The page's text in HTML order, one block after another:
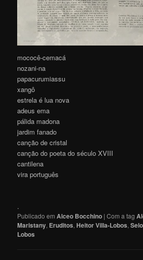
mococê-cemacá
nozani-na
papacurumiassu
xangô
estrela é lua nova
adeus ema
pálida madona
jardim fanado
canção de cristal
canção do poeta do século XVIII
cantilena
vira português
.
Publicado em Alceo Bocchino |Com a tag
Maristany, Eruditos,Heitor Villa-Lobos,
Lobos